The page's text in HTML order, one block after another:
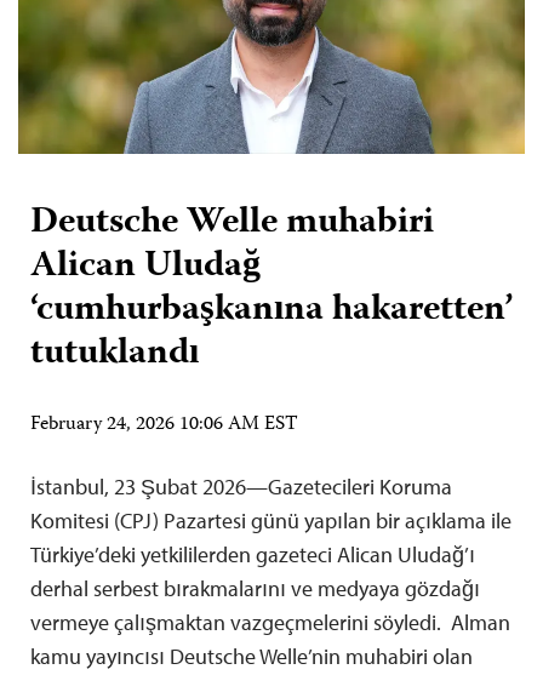
Deutsche Welle muhabiri
Alican Uludağ
‘cumhurbaşkanına hakaretten’
tutuklandı
February 24, 2026 10:06 AM EST
İstanbul, 23 Şubat 2026—Gazetecileri Koruma
Komitesi (CPJ) Pazartesi günü yapılan bir açıklama ile
Türkiye’deki yetkililerden gazeteci Alican Uludağ’ı
derhal serbest bırakmalarını ve medyaya gözdağı
vermeye çalışmaktan vazgeçmelerini söyledi. Alman
kamu yayıncısı Deutsche Welle’nin muhabiri olan